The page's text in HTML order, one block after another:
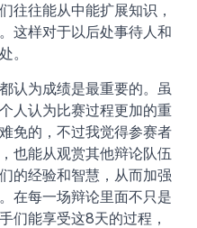
往往能从中能扩展知识，
这样对于以后处事待人和
。
认为成绩是最重要的。虽
人认为比赛过程更加的重
免的，不过我觉得参赛者
也能从观赏其他辩论队伍
的经验和智慧，从而加强
在每一场辩论里面不只是
们能享受这8天的过程，